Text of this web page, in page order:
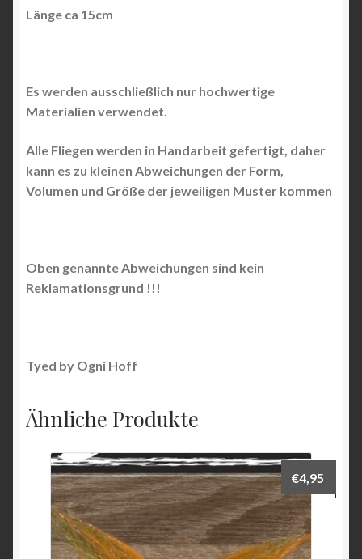
Länge ca 15cm
Es werden ausschließlich nur hochwertige
Materialien verwendet.
Alle Fliegen werden in Handarbeit gefertigt, daher
kann es zu kleinen Abweichungen der Form,
Volumen und Größe der jeweiligen Muster kommen
Oben genannte Abweichungen sind kein
Reklamationsgrund !!!
Tyed by Ogni Hoff
Ähnliche Produkte
€4,95